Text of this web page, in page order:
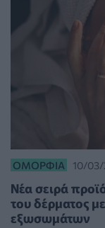
ΟΜΟΡΦΙΆ 10/03/
Νέα σειρά
του δέρματος
εξωσωμάτων